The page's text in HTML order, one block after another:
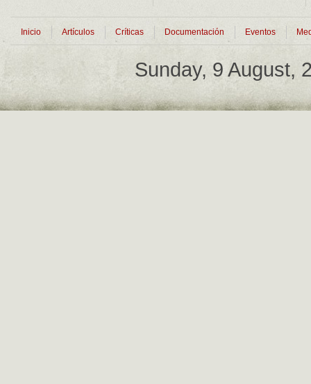
Inicio Artículos Críticas Documentación Eventos
Sunday, 9 August,